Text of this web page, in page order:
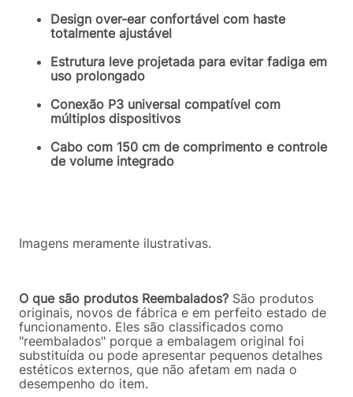
Design over-ear confortável com haste
totalmente ajustável
Estrutura leve projetada para evitar fadiga em
uso prolongado
Conexão P3 universal compatível com
múltiplos dispositivos
Cabo com 150 cm de comprimento e controle
de volume integrado
Imagens meramente ilustrativas.
O que são produtos Reembalados? São produtos
originais, novos de fábrica e em perfeito estado de
funcionamento. Eles são classificados como
"reembalados" porque a embalagem original foi
substituída ou pode apresentar pequenos detalhes
estéticos externos, que não afetam em nada o
desempenho do item.